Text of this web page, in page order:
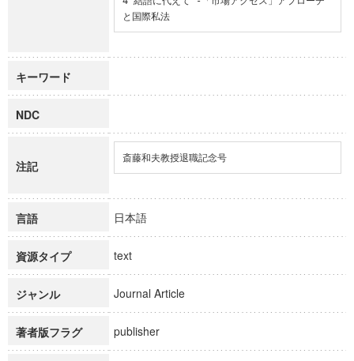
と国際私法
キーワード
NDC
注記
斎藤和夫教授退職記念号
言語 日本語
資源タイプ text
ジャンル Journal Article
著者版フラグ publisher